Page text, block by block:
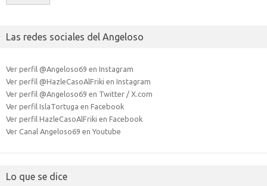
Las redes sociales del Angeloso
Ver perfil @Angeloso69 en Instagram
Ver perfil @HazleCasoAlFriki en Instagram
Ver perfil @Angeloso69 en Twitter / X.com
Ver perfil IslaTortuga en Facebook
Ver perfil HazleCasoAlFriki en Facebook
Ver Canal Angeloso69 en Youtube
Lo que se dice